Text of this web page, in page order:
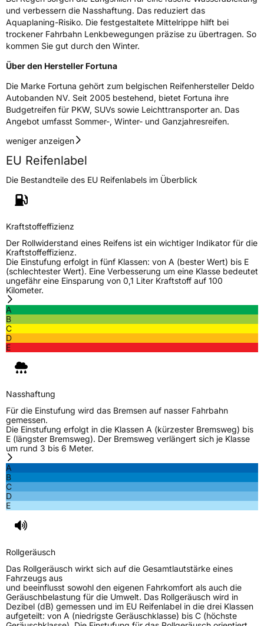
ZustandNeureifen
EU Label
EffizienzC
NasshaftungD
Rollgeräusch (Klasse) A
Rollgeräusch (dB)
3PMSF / Schneeflockensymbol / Alpine-Symbol Ja
EisgripNein
EPREL ID
Allgemeine Produktsicherheit (GPSR)
HerstellerkontaktDeldo Autobanden NV, Essensteenweg 113
2930 Brasschaat, compliance@deldo.com
und verbessern die Nasshaftung. Das reduziert das
Aquaplaning-Risiko. Die festgestaltete Mittelrippe hilft bei
trockener Fahrbahn Lenkbewegungen präzise zu übertragen. So
kommen Sie gut durch den Winter.
Über den Hersteller Fortuna
Die Marke Fortuna gehört zum belgischen Reifenhersteller Deldo
Autobanden NV. Seit 2005 bestehend, bietet Fortuna ihre
Budgetreifen für PKW, SUVs sowie Leichttransporter an. Das
Angebot umfasst Sommer-, Winter- und Ganzjahresreifen.
weniger anzeigen
EU Reifenlabel
Die Bestandteile des EU Reifenlabels im Überblick
Kraftstoffeffizienz
Der Rollwiderstand eines Reifens ist ein wichtiger Indikator für die
Kraftstoffeffizienz.
Die Einstufung erfolgt in fünf Klassen: von A (bester Wert) bis E
(schlechtester Wert). Eine Verbesserung um eine Klasse bedeutet
ungefähr eine Einsparung von 0,1 Liter Kraftstoff auf 100
Kilometer.
A
B
C
D
E
Nasshaftung
Für die Einstufung wird das Bremsen auf nasser Fahrbahn
gemessen.
Die Einstufung erfolgt in die Klassen A (kürzester Bremsweg) bis
E (längster Bremsweg). Der Bremsweg verlängert sich je Klasse
um rund 3 bis 6 Meter.
A
B
C
D
E
Rollgeräusch
Das Rollgeräusch wirkt sich auf die Gesamtlautstärke eines
Fahrzeugs aus
und beeinflusst sowohl den eigenen Fahrkomfort als auch die
Geräuschbelastung für die Umwelt. Das Rollgeräusch wird in
Dezibel (dB) gemessen und im EU Reifenlabel in die drei Klassen
aufgeteilt: von A (niedrigste Geräuschklasse) bis C (höchste